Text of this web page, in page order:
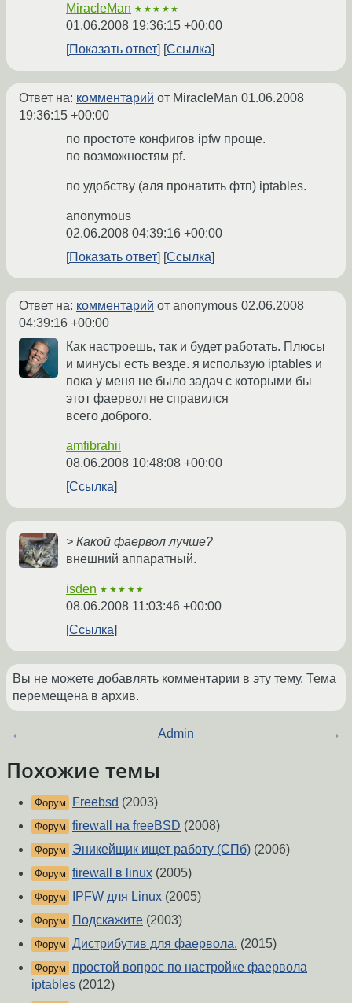
MiracleMan ★★★★★
01.06.2008 19:36:15 +00:00
Показать ответ
Ссылка
Ответ на: комментарий от MiracleMan 01.06.2008
19:36:15 +00:00
по простоте конфигов ipfw проще.
по возможностям pf.
по удобству (аля пронатить фтп) iptables.
anonymous
02.06.2008 04:39:16 +00:00
Показать ответ
Ссылка
Ответ на: комментарий от anonymous 02.06.2008
04:39:16 +00:00
Как настроешь, так и будет работать. Плюсы
и минусы есть везде. я использую iptables и
пока у меня не было задач с которыми бы
этот фаервол не справился
всего доброго.
amfibrahii
08.06.2008 10:48:08 +00:00
Ссылка
> Какой фаервол лучше?
внешний аппаратный.
isden ★★★★★
08.06.2008 11:03:46 +00:00
Ссылка
Вы не можете добавлять комментарии в эту тему. Тема
перемещена в архив.
← Admin →
Похожие темы
Форум Freebsd (2003)
Форум firewall на freeBSD (2008)
Форум Эникейщик ищет работу (СПб) (2006)
Форум firewall в linux (2005)
Форум IPFW для Linux (2005)
Форум Подскажите (2003)
Форум Дистрибутив для фаервола. (2015)
Форум
простой вопрос по настройке фаервола
iptables (2012)